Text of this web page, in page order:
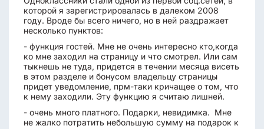
которой я зарегистрировалась в далеком 2008
году. Вроде бы всего ничего, но в ней раздражает
несколько пунктов:
- функция гостей. Мне не очень интересно кто,когда
ко мне заходил на страницу и что смотрел. Или сам
тыкнешь не туда, придется в течении месяца висеть
в этом разделе и бонусом владельцу страницы
придет уведомление, прм-таки кричащее о том, что
к нему заходили. Эту функцию я считаю лишней.
- очень много платного. Подарки, невидимка. Мне
не жалко потратить небольшую сумму на подарок к